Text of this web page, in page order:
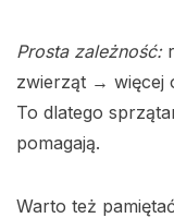
Prosta zależność:
zwierząt → więcej
To dlatego
pomagają.
Warto też